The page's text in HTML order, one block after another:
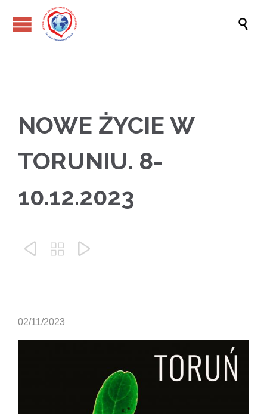

NOWE ŻYCIE W
TORUNIU. 8-
10.12.2023
  
02/11/2023